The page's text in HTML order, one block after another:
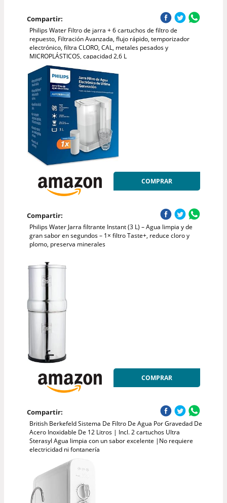
Compartir:
Philips Water Filtro de jarra + 6 cartuchos de filtro de
repuesto, Filtración Avanzada, flujo rápido, temporizador
electrónico, filtra CLORO, CAL, metales pesados y
MICROPLÁSTICOS, capacidad 2,6 L
COMPRAR
Compartir:
Philips Water Jarra filtrante Instant (3 L) – Agua limpia y de
gran sabor en segundos – 1× filtro Taste+, reduce cloro y
plomo, preserva minerales
COMPRAR
Compartir:
British Berkefeld Sistema De Filtro De Agua Por Gravedad De
Acero Inoxidable De 12 Litros | Incl. 2 cartuchos Ultra
Sterasyl Agua limpia con un sabor excelente |No requiere
electricidad ni fontanería